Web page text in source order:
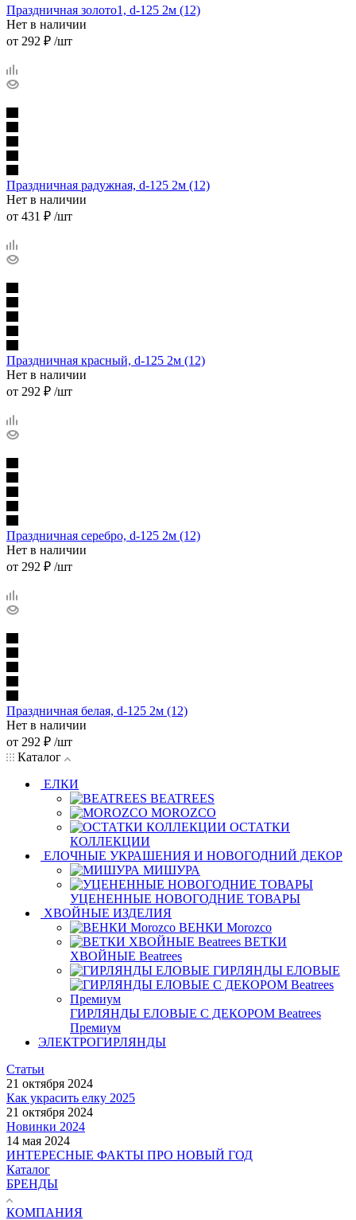
Праздничная золото1, d-125 2м (12)
Нет в наличии
от 292 ₽ /шт
Праздничная радужная, d-125 2м (12)
Нет в наличии
от 431 ₽ /шт
Праздничная красный, d-125 2м (12)
Нет в наличии
от 292 ₽ /шт
Праздничная серебро, d-125 2м (12)
Нет в наличии
от 292 ₽ /шт
Праздничная белая, d-125 2м (12)
Нет в наличии
от 292 ₽ /шт
Каталог
ЕЛКИ
BEATREES
MOROZCO
ОСТАТКИ
КОЛЛЕКЦИИ
ЕЛОЧНЫЕ УКРАШЕНИЯ И НОВОГОДНИЙ ДЕКОР
МИШУРА
УЦЕНЕННЫЕ НОВОГОДНИЕ ТОВАРЫ
ХВОЙНЫЕ ИЗДЕЛИЯ
ВЕНКИ Morozco
ВЕТКИ
ХВОЙНЫЕ Beatrees
ГИРЛЯНДЫ ЕЛОВЫЕ
ГИРЛЯНДЫ ЕЛОВЫЕ С ДЕКОРОМ Beatrees
Премиум
ЭЛЕКТРОГИРЛЯНДЫ
Статьи
21 октября 2024
Как украсить елку 2025
21 октября 2024
Новинки 2024
14 мая 2024
ИНТЕРЕСНЫЕ ФАКТЫ ПРО НОВЫЙ ГОД
Каталог
БРЕНДЫ
КОМПАНИЯ